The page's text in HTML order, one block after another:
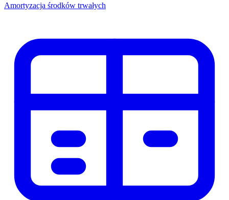
Amortyzacja środków trwałych